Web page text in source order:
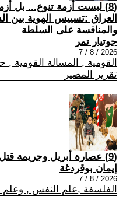
(8) ليست أزمة تنوع... بل
العراق :تسييس الهوية بين
والمنافسة على السلطة
جوتيار تمر
2026 / 8 / 7
القومية , المسالة القومية
تقرير المصير
(9) عصارة أبريل وجريمة قتل في الأوساط الكنسيّة
إيمان بوقردغة
2026 / 8 / 7
الفلسفة ,علم النفس , وعلم